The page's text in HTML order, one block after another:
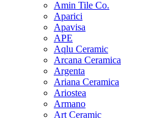
Amin Tile Co.
Aparici
Apavisa
APE
Aqlu Ceramic
Arcana Ceramica
Argenta
Ariana Ceramica
Ariostea
Armano
Art Ceramic